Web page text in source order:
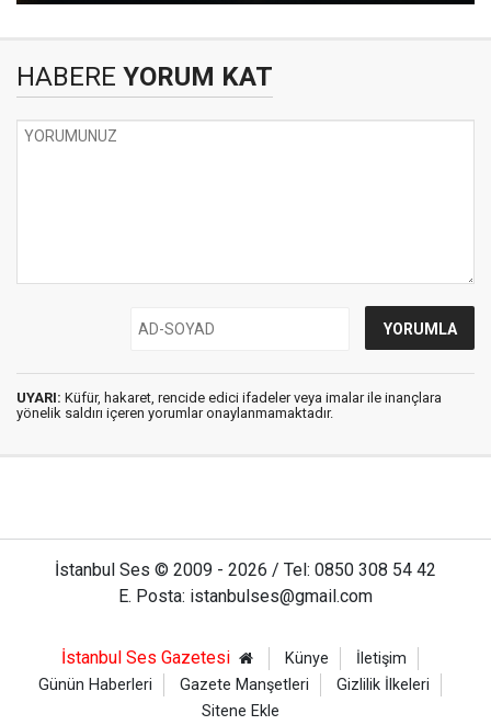
HABERE YORUM KAT
UYARI: Küfür, hakaret, rencide edici ifadeler veya imalar ile inançlara
yönelik saldırı içeren yorumlar onaylanmamaktadır.
İstanbul Ses © 2009 - 2026 / Tel: 0850 308 54 42
E. Posta: istanbulses@gmail.com
İstanbul Ses Gazetesi Künye
İletişim
Günün Haberleri
Gazete Manşetleri
Gizlilik İlkeleri
Sitene Ekle